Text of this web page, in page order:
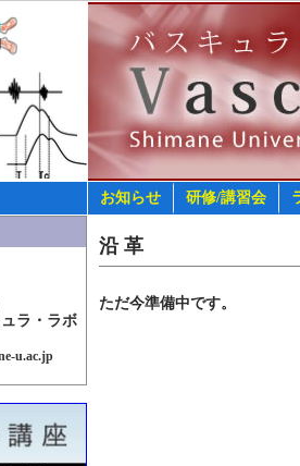
お知らせ 研修/講習会
ラ・ラボ
u.ac.jp
沿 革
ただ今準備中です。